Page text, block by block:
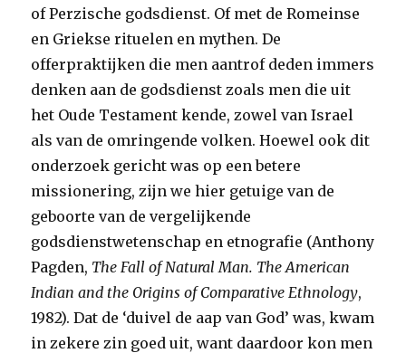
of Perzische godsdienst. Of met de Romeinse
en Griekse rituelen en mythen. De
offerpraktijken die men aantrof deden immers
denken aan de godsdienst zoals men die uit
het Oude Testament kende, zowel van Israel
als van de omringende volken. Hoewel ook dit
onderzoek gericht was op een betere
missionering, zijn we hier getuige van de
geboorte van de vergelijkende
godsdienstwetenschap en etnografie (Anthony
Pagden, The Fall of Natural Man. The American
Indian and the Origins of Comparative Ethnology,
1982). Dat de ‘duivel de aap van God’ was, kwam
in zekere zin goed uit, want daardoor kon men